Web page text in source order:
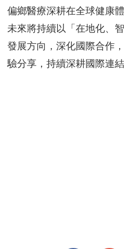
偏鄉醫療深耕在全球健康
未來將持續以「在地化、
發展方向，深化國際合作
驗分享，持續深耕國際連結